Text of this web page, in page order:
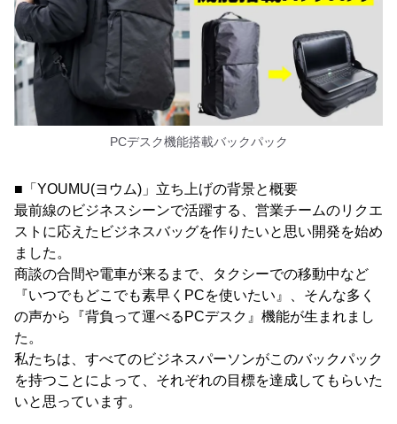
PCデスク機能搭載バックパック
■「YOUMU(ヨウム)」立ち上げの背景と概要
最前線のビジネスシーンで活躍する、営業チームのリクエ
ストに応えたビジネスバッグを作りたいと思い開発を始め
ました。
商談の合間や電車が来るまで、タクシーでの移動中など
『いつでもどこでも素早くPCを使いたい』、そんな多く
の声から『背負って運べるPCデスク』機能が生まれまし
た。
私たちは、すべてのビジネスパーソンがこのバックパック
を持つことによって、それぞれの目標を達成してもらいた
いと思っています。